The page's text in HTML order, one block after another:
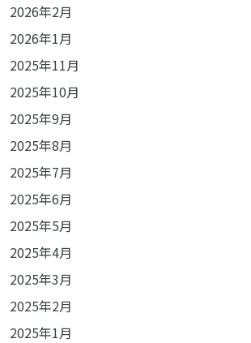
2026年2月
2026年1月
2025年11月
2025年10月
2025年9月
2025年8月
2025年7月
2025年6月
2025年5月
2025年4月
2025年3月
2025年2月
2025年1月